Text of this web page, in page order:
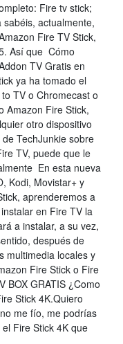
Fire tv stick;
actualmente,
Fire TV Stick,
Así que Cómo
TV Gratis en
ya ha tomado el
TV o Chromecast o
Amazon Fire Stick,
otro dispositivo
TechJunkie sobre
TV, puede que le
En esta nueva
Kodi, Movistar+ y
aprenderemos a
en Fire TV la
a instalar, a su vez,
después de
multimedia locales y
Fire Stick o Fire
BOX GRATIS ¿Como
Stick 4K.Quiero
me fío, me podrías
Fire Stick 4K que